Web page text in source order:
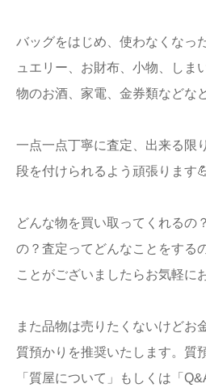
バッグをはじめ、使わなくなっ
ュエリー、お財布、小物、しま
物のお酒、家電、金券類などなど
一点一点丁寧に査定、出来る限
段を付けられるよう頑張ります
どんな物を買い取ってくれるの
の？査定ってどんなことをする
ことがございましたらお気軽に
また品物は売りたくないけど
質預かりを推奨いたします。質
「質屋について」もしくは「